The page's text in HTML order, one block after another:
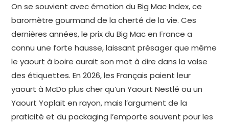
On se souvient avec émotion du Big Mac Index, ce
baromètre gourmand de la cherté de la vie. Ces
dernières années, le prix du Big Mac en France a
connu une forte hausse, laissant présager que même
le yaourt à boire aurait son mot à dire dans la valse
des étiquettes. En 2026, les Français paient leur
yaourt à McDo plus cher qu’un Yaourt Nestlé ou un
Yaourt Yoplait en rayon, mais l’argument de la
praticité et du packaging l’emporte souvent pour les